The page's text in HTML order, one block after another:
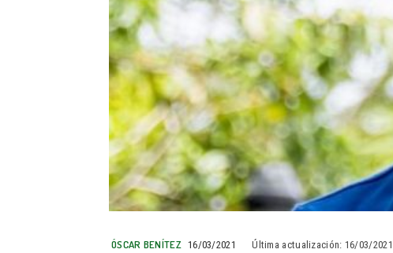
ÓSCAR BENÍTEZ 16/03/2021 Última actualización: 16/03/2021